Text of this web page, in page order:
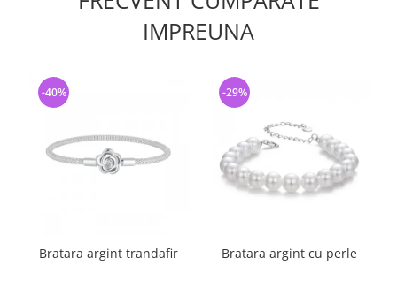
IMPREUNA
Bratara argint trandafir
-40%
Bratara argint cu perle
-29%